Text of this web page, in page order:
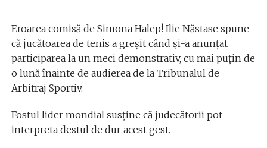
Eroarea comisă de Simona Halep! Ilie Năstase spune
că jucătoarea de tenis a greșit când și-a anunțat
participarea la un meci demonstrativ, cu mai puțin de
o lună înainte de audierea de la Tribunalul de
Arbitraj Sportiv.
Fostul lider mondial susține că judecătorii pot
interpreta destul de dur acest gest.